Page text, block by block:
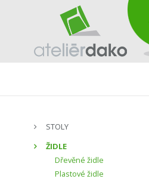
STOLY
ŽIDLE
Dřevěné židle
Plastové židle